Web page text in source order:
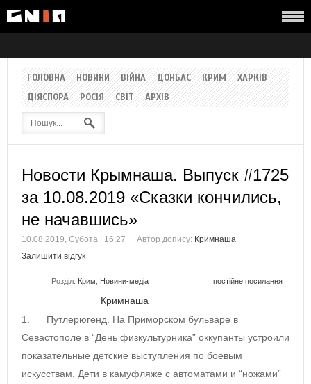
ГОЛОВНА НОВИНИ ВІЙНА ДОНБАС КРИМ
ХАРКІВ
ДІЯСПОРА
РОСІЯ СВІТ АРХІВ
Новости Крымнаша. Выпуск #1725
за 10.08.2019 «Сказки кончились,
не начавшись»
10.08.2019, Субота | 16:27 Автор допису: Кримнаша
Залишити відгук
Розділ: Крим Новини-медіа постійне посилання
Кримнаша
1. Путлерюгенд. На Приморском бульваре в
Севастополе в “День физкультурника” оккупанты устроили
показательные детские выступления по боевым
искусствам. Дети в камуфляже с автоматами и “ножами”